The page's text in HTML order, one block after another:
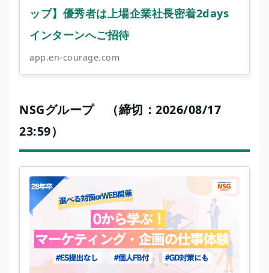
ップ】優秀者は上場企業社長密着2days
インターンへご招待
app.en-courage.com
NSGグループ （締切：2026/08/17
23:59）